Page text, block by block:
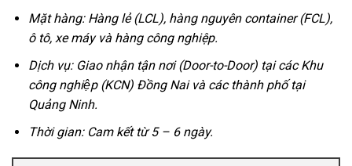
Mặt hàng: Hàng lẻ (LCL), hàng nguyên container (FCL),
ô tô, xe máy và hàng công nghiệp.
Dịch vụ: Giao nhận tận nơi (Door-to-Door) tại các Khu
công nghiệp (KCN) Đồng Nai và các thành phố tại
Quảng Ninh.
Thời gian: Cam kết từ 5 – 6 ngày.